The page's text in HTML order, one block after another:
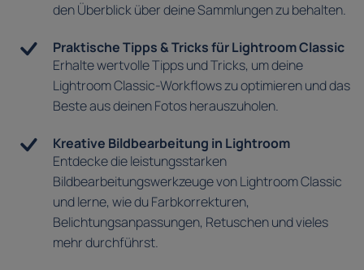
den Überblick über deine Sammlungen zu behalten.
Praktische Tipps & Tricks für Lightroom Classic
Erhalte wertvolle Tipps und Tricks, um deine
Lightroom Classic-Workflows zu optimieren und das
Beste aus deinen Fotos herauszuholen.
Kreative Bildbearbeitung in Lightroom
Entdecke die leistungsstarken
Bildbearbeitungswerkzeuge von Lightroom Classic
und lerne, wie du Farbkorrekturen,
Belichtungsanpassungen, Retuschen und vieles
mehr durchführst.